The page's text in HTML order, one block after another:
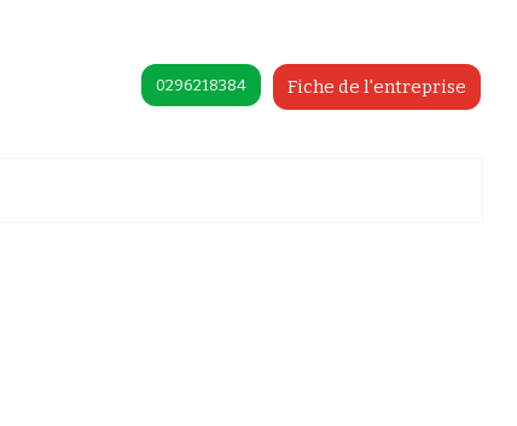
Fiche de l'entreprise
0296218384